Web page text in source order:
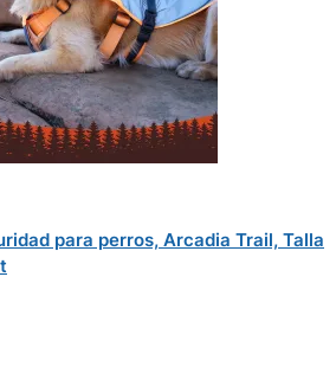
para perros, Arcadia Trail, Talla